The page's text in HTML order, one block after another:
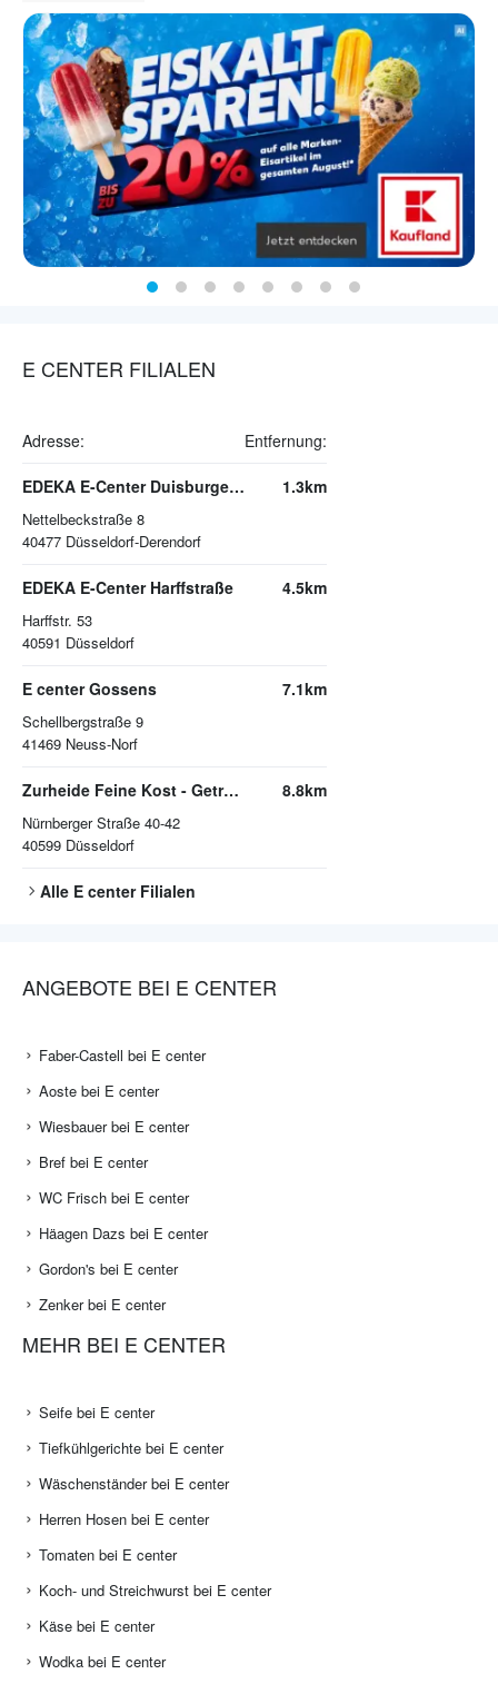
E CENTER FILIALEN
Adresse: Entfernung:
EDEKA E-Center Duisburger Straße
Nettelbeckstraße 8
40477 Düsseldorf-Derendorf
1.3km
EDEKA E-Center Harffstraße
Harffstr. 53
40591 Düsseldorf
4.5km
E center Gossens
Schellbergstraße 9
41469 Neuss-Norf
7.1km
Zurheide Feine Kost - Getränkemarkt
Nürnberger Straße 40-42
40599 Düsseldorf
8.8km
Alle E centerFilialen
ANGEBOTE BEI E CENTER
Faber-Castell bei E center
Aoste bei E center
Wiesbauer bei E center
Bref bei E center
WC Frisch bei E center
Häagen Dazs bei E center
Gordon's bei E center
Zenker bei E center
MEHR BEI E CENTER
Seife bei E center
Tiefkühlgerichte bei E center
Wäschenständer bei E center
Herren Hosen bei E center
Tomaten bei E center
Koch- und Streichwurst bei E center
Käse bei E center
Wodka bei E center